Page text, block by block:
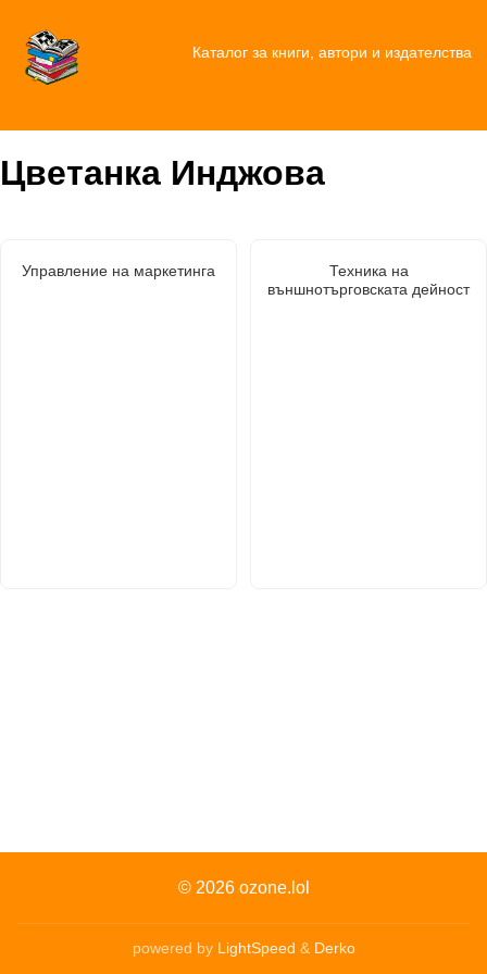
Каталог за книги, автори и издателства
Цветанка Инджова
Управление на маркетинга
Техника на
външнотърговската дейност
© 2026 ozone.lol
powered by LightSpeed & Derko